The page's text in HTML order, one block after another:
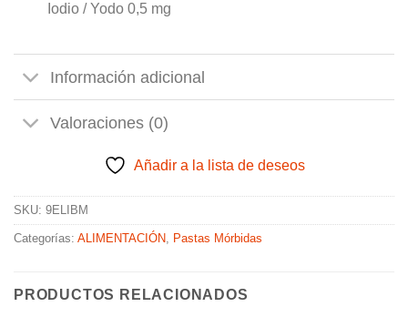
Iodio / Yodo 0,5 mg
Información adicional
Valoraciones (0)
Añadir a la lista de deseos
SKU: 9ELIBM
Categorías: ALIMENTACIÓN, Pastas Mórbidas
PRODUCTOS RELACIONADOS